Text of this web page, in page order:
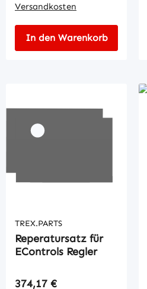
Versandkosten
In den Warenkorb
TREX.PARTS
Reperatursatz für
EControls Regler
Regulärer Preis:
374,17 €